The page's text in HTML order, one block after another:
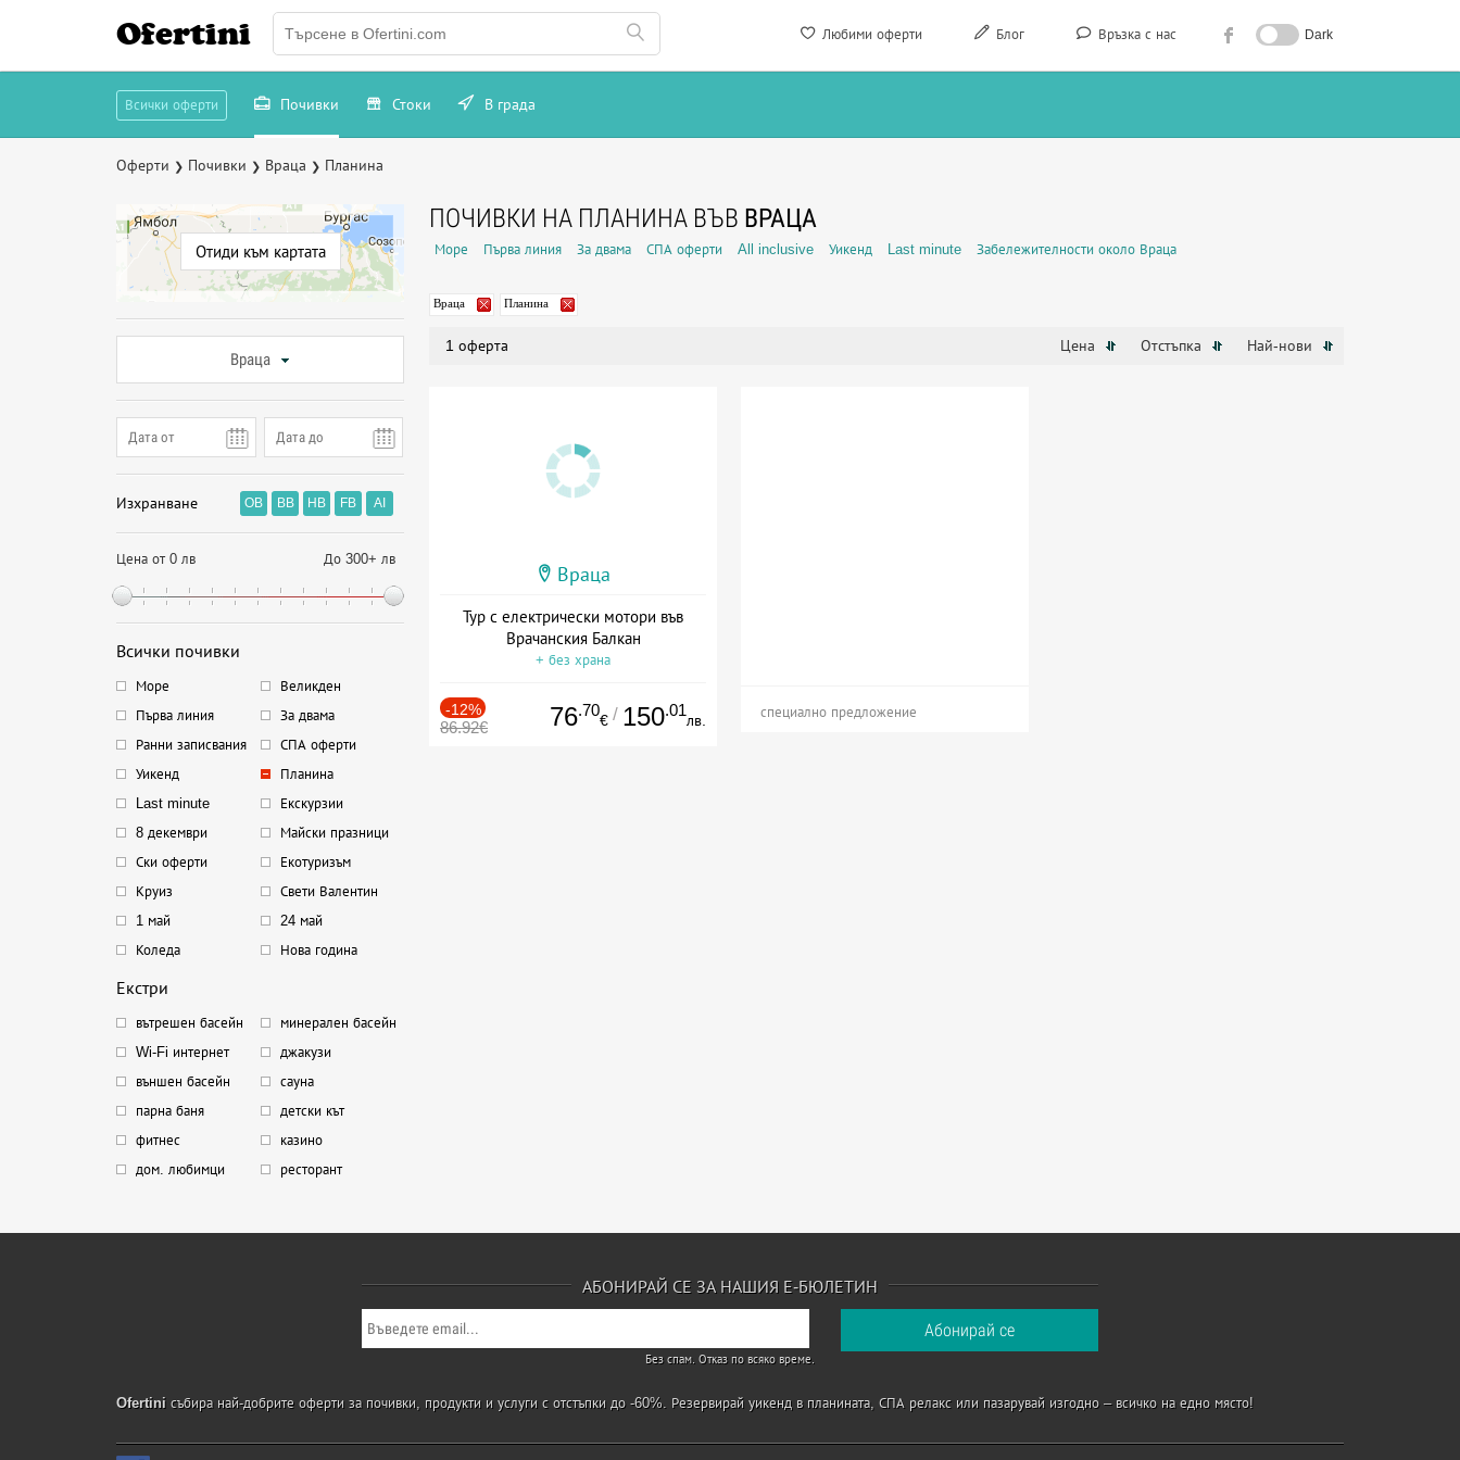
Любими оферти Блог Връзка с нас Dark
Ofertini
Всички оферти Почивки Стоки В града
Оферти ❯ Почивки ❯ Враца ❯ Планина
Отиди към картата
Враца
Изхранване OB BB HB FB AI
Цена от 0 лв До 300+ лв
Всички почивки
Море
Великден
Първа линия
За двама
Ранни записвания
СПА оферти
Уикенд
Планина
Last minute
Екскурзии
8 декември
Майски празници
Ски оферти
Екотуризъм
Круиз
Свети Валентин
1 май
24 май
Коледа
Нова година
Екстри
вътрешен басейн
минерален басейн
Wi-Fi интернет
джакузи
външен басейн
сауна
парна баня
детски кът
фитнес
казино
дом. любимци
ресторант
ПОЧИВКИ НА ПЛАНИНА ВЪВ ВРАЦА
Море Първа линия За двама СПА оферти All inclusive Уикенд Last minute Забележителности около Враца
Враца Планина
1 оферта Цена Отстъпка Най-нови
Враца
Тур с електрически мотори във
Врачанския Балкан
+ без храна
-12%
86.92€ 76.70
€ / 150.01
лв. специално предложение
АБОНИРАЙ СЕ ЗА НАШИЯ Е-БЮЛЕТИН
Без спам. Отказ по всяко време.
Ofertini събира най-добрите оферти за почивки, продукти и услуги с отстъпки до -60%. Резервирай уикенд в планината, СПА релакс или пазарувай изгодно – всичко на едно място!